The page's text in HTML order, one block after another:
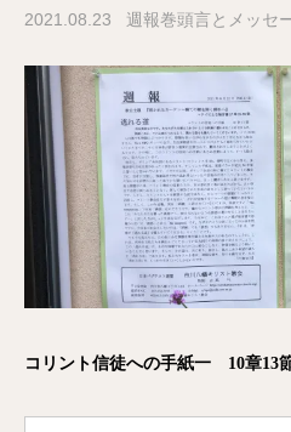
2021.08.23 週報巻頭言とメッセ
コリント信徒への手紙一 10章13